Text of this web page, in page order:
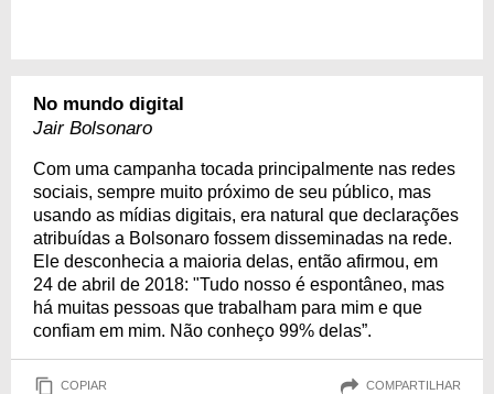
No mundo digital
Jair Bolsonaro
Com uma campanha tocada principalmente nas redes
sociais, sempre muito próximo de seu público, mas
usando as mídias digitais, era natural que declarações
atribuídas a Bolsonaro fossem disseminadas na rede.
Ele desconhecia a maioria delas, então afirmou, em
24 de abril de 2018: "Tudo nosso é espontâneo, mas
há muitas pessoas que trabalham para mim e que
confiam em mim. Não conheço 99% delas”.
COPIAR COMPARTILHAR